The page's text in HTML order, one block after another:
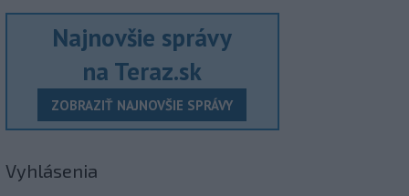
Najnovšie správy
na Teraz.sk
ZOBRAZIŤ NAJNOVŠIE SPRÁVY
Vyhlásenia